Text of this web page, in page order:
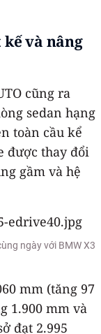
kế và nâng
cũng ra
sedan hạng
toàn cầu kể
được thay đổi
gầm và hệ
ngày với BMW X3
mm (tăng 97
1.900 mm và
đạt 2.995